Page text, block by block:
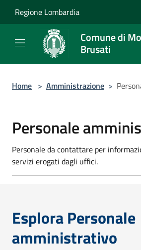
Regione Lombardia
Comune di
Brusati
Home > Amministrazione >
Personale
Personale da contattare per
servizi erogati dagli uffici.
Esplora Personale
amministrativo